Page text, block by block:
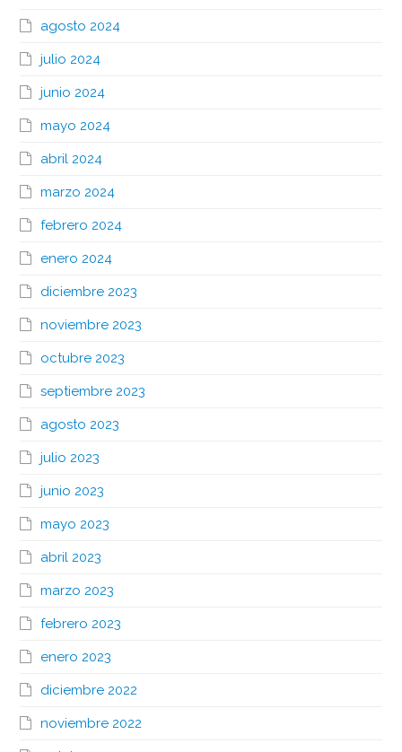
agosto 2024
julio 2024
junio 2024
mayo 2024
abril 2024
marzo 2024
febrero 2024
enero 2024
diciembre 2023
noviembre 2023
octubre 2023
septiembre 2023
agosto 2023
julio 2023
junio 2023
mayo 2023
abril 2023
marzo 2023
febrero 2023
enero 2023
diciembre 2022
noviembre 2022